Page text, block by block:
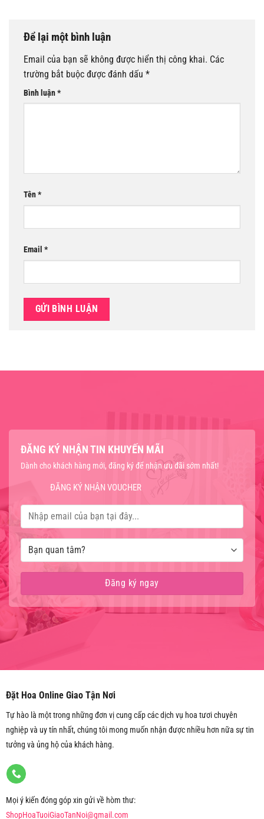
Để lại một bình luận
Email của bạn sẽ không được hiển thị công khai. Các
trường bắt buộc được đánh dấu *
Bình luận*
Tên*
Email *
ĐĂNG KÝ NHẬN TIN KHUYẾN MÃI
Dành cho khách hàng mới, đăng ký để nhận ưu đãi sớm nhất!
ĐĂNG KÝ NHẬN VOUCHER
Đặt Hoa Online Giao Tận Nơi
Tự hào là một trong những đơn vị cung cấp các dịch vụ hoa tươi chuyên
nghiệp và uy tín nhất, chúng tôi mong muốn nhận được nhiều hơn nữa sự tin
tưởng và ủng hộ của khách hàng.
Mọi ý kiến đóng góp xin gửi về hòm thư:
ShopHoaTuoiGiaoTanNoi@gmail.com